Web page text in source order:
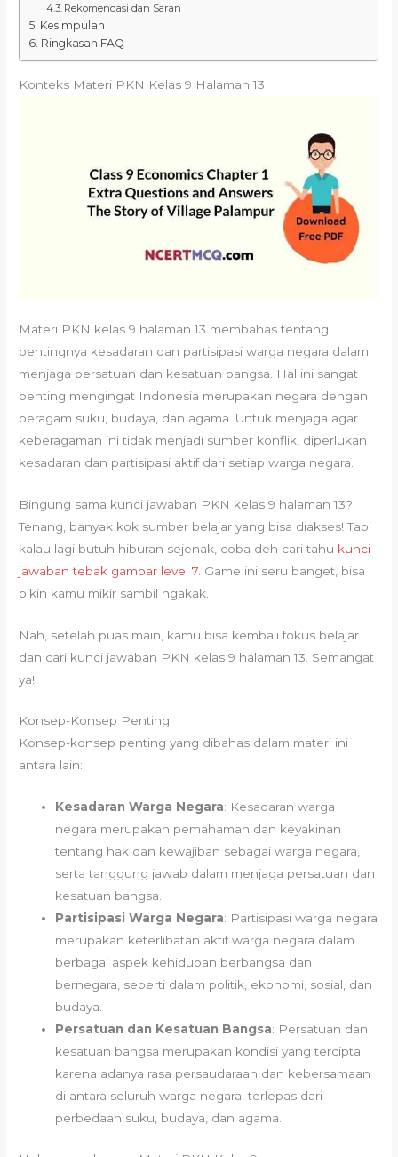
Rekomendasi dan Saran
Kesimpulan
Ringkasan FAQ
Konteks Materi PKN Kelas 9 Halaman 13
Materi PKN kelas 9 halaman 13 membahas tentang
pentingnya kesadaran dan partisipasi warga negara dalam
menjaga persatuan dan kesatuan bangsa. Hal ini sangat
penting mengingat Indonesia merupakan negara dengan
beragam suku, budaya, dan agama. Untuk menjaga agar
keberagaman ini tidak menjadi sumber konflik, diperlukan
kesadaran dan partisipasi aktif dari setiap warga negara.
Bingung sama kunci jawaban PKN kelas 9 halaman 13?
Tenang, banyak kok sumber belajar yang bisa diakses! Tapi
kalau lagi butuh hiburan sejenak, coba deh cari tahu kunci
jawaban tebak gambar level 7 . Game ini seru banget, bisa
bikin kamu mikir sambil ngakak.
Nah, setelah puas main, kamu bisa kembali fokus belajar
dan cari kunci jawaban PKN kelas 9 halaman 13. Semangat
ya!
Konsep-Konsep Penting
Konsep-konsep penting yang dibahas dalam materi ini
antara lain:
Kesadaran Warga Negara: Kesadaran warga
negara merupakan pemahaman dan keyakinan
tentang hak dan kewajiban sebagai warga negara,
serta tanggung jawab dalam menjaga persatuan dan
kesatuan bangsa.
Partisipasi Warga Negara: Partisipasi warga negara
merupakan keterlibatan aktif warga negara dalam
berbagai aspek kehidupan berbangsa dan
bernegara, seperti dalam politik, ekonomi, sosial, dan
budaya.
Persatuan dan Kesatuan Bangsa: Persatuan dan
kesatuan bangsa merupakan kondisi yang tercipta
karena adanya rasa persaudaraan dan kebersamaan
di antara seluruh warga negara, terlepas dari
perbedaan suku, budaya, dan agama.